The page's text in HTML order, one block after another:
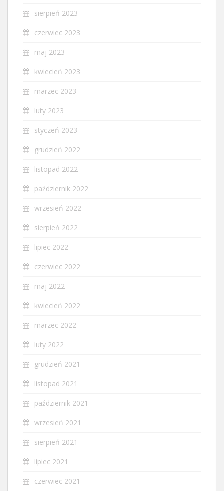
sierpień 2023
czerwiec 2023
maj 2023
kwiecień 2023
marzec 2023
luty 2023
styczeń 2023
grudzień 2022
listopad 2022
październik 2022
wrzesień 2022
sierpień 2022
lipiec 2022
czerwiec 2022
maj 2022
kwiecień 2022
marzec 2022
luty 2022
grudzień 2021
listopad 2021
październik 2021
wrzesień 2021
sierpień 2021
lipiec 2021
czerwiec 2021